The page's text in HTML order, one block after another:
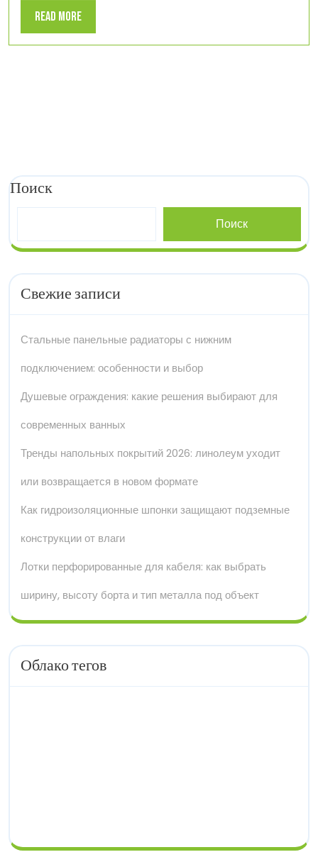
Read MoreRead
More
Поиск
Поиск
Свежие записи
Стальные панельные радиаторы с нижним
подключением: особенности и выбор
Душевые ограждения: какие решения выбирают для
современных ванных
Тренды напольных покрытий 2026: линолеум уходит
или возвращается в новом формате
Как гидроизоляционные шпонки защищают подземные
конструкции от влаги
Лотки перфорированные для кабеля: как выбрать
ширину, высоту борта и тип металла под объект
Облако тегов